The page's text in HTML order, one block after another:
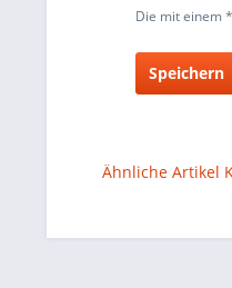
Die mit einem
Speichern
Ähnliche Artikel